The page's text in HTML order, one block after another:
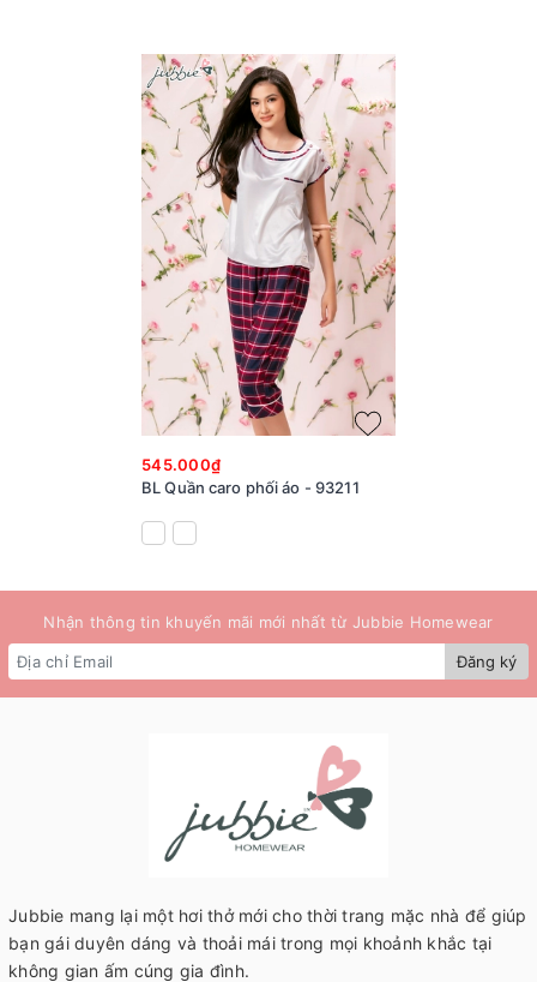
545.000₫
BL Quần caro phối áo - 93211
Nhận thông tin khuyến mãi mới nhất từ Jubbie Homewear
Đăng ký
Jubbie mang lại một hơi thở mới cho thời trang mặc nhà để giúp
bạn gái duyên dáng và thoải mái trong mọi khoảnh khắc tại
không gian ấm cúng gia đình.